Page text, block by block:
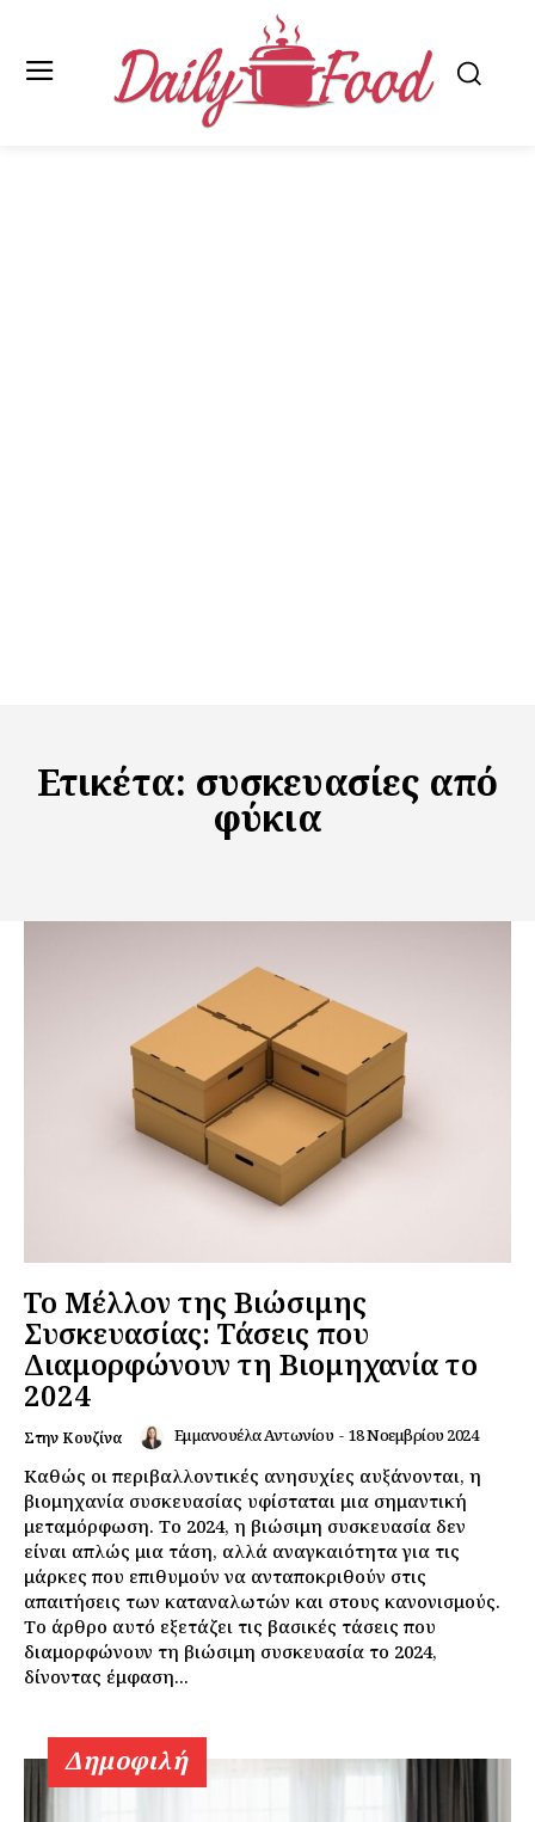
Ετικέτα: συσκευασίες από
φύκια
Το Μέλλον της Βιώσιμης
Συσκευασίας: Τάσεις που
Διαμορφώνουν τη Βιομηχανία το
2024
Στην Κουζίνα Εμμανουέλα Αντωνίου - 18 Νοεμβρίου 2024
Καθώς οι περιβαλλοντικές ανησυχίες αυξάνονται, η
βιομηχανία συσκευασίας υφίσταται μια σημαντική
μεταμόρφωση. Το 2024, η βιώσιμη συσκευασία δεν
είναι απλώς μια τάση, αλλά αναγκαιότητα για τις
μάρκες που επιθυμούν να ανταποκριθούν στις
απαιτήσεις των καταναλωτών και στους κανονισμούς.
Το άρθρο αυτό εξετάζει τις βασικές τάσεις που
διαμορφώνουν τη βιώσιμη συσκευασία το 2024,
δίνοντας έμφαση...
Δημοφιλή